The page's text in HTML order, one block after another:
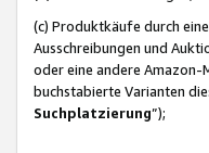
(c) Produktkäufe durch
Ausschreibungen und
oder eine andere Amazon-
buchstabierte Varianten
Suchplatzierung”);